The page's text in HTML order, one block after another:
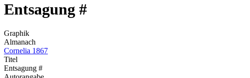
Entsagung #
Graphik
Almanach
Cornelia 1867
Titel
Entsagung #